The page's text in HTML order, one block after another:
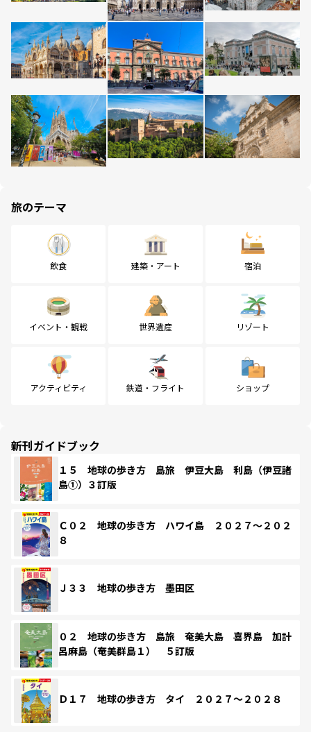
旅のテーマ
飲食 建築・アート 宿泊
イベント・観戦 世界遺産 リゾート
アクティビティ 鉄道・フライト ショップ
新刊ガイドブック
１５ 地球の歩き方 島旅 伊豆大島 利島（伊豆諸
島①）３訂版
Ｃ０２ 地球の歩き方 ハワイ島 ２０２７～２０２
８
Ｊ３３ 地球の歩き方 墨田区
０２ 地球の歩き方 島旅 奄美大島 喜界島 加計
呂麻島（奄美群島１） ５訂版
Ｄ１７ 地球の歩き方 タイ ２０２７～２０２８